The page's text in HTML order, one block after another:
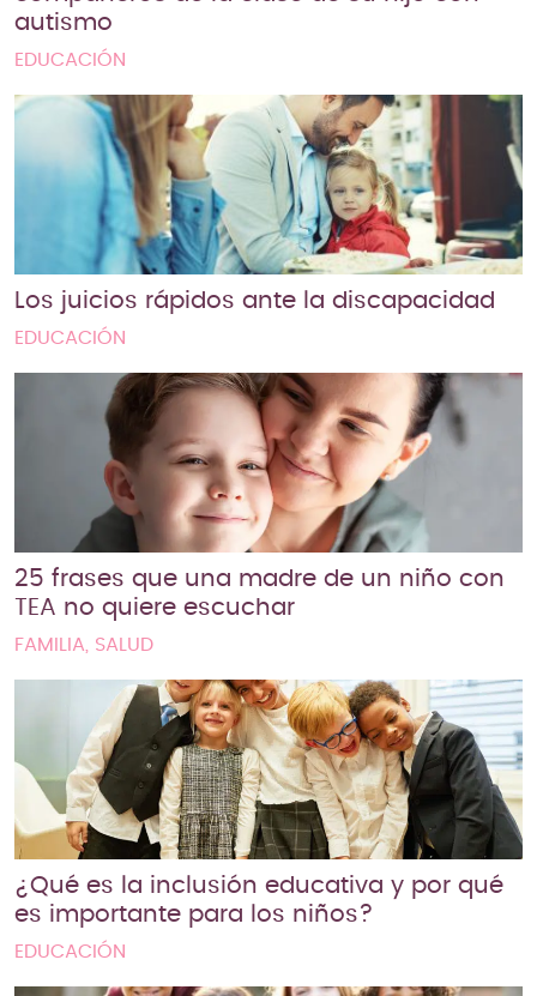
autismo
EDUCACIÓN
Los juicios rápidos ante la discapacidad
EDUCACIÓN
25 frases que una madre de un niño con
TEA no quiere escuchar
FAMILIA, SALUD
¿Qué es la inclusión educativa y por qué
es importante para los niños?
EDUCACIÓN